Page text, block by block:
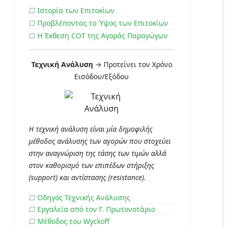
□ Ιστορία των Επιτοκίων
□ Προβλέποντας το Ύψος των Επιτοκίων
□ Η Έκθεση COT της Αγοράς Παραγώγων
Τεχνική Ανάλυση → Προτείνει τον Χρόνο
Εισόδου/Εξόδου
Η τεχνική ανάλυση είναι μία δημοφιλής
μέθοδος ανάλυσης των αγορών που στοχεύει
στην αναγνώριση της τάσης των τιμών αλλά
στον καθορισμό των επιπέδων στήριξης
(support) και αντίστασης (resistance).
□ Οδηγός Τεχνικής Ανάλυσης
□ Εργαλεία από τον Γ. Πρωτονοτάριο
□ Μέθοδος του Wyckoff